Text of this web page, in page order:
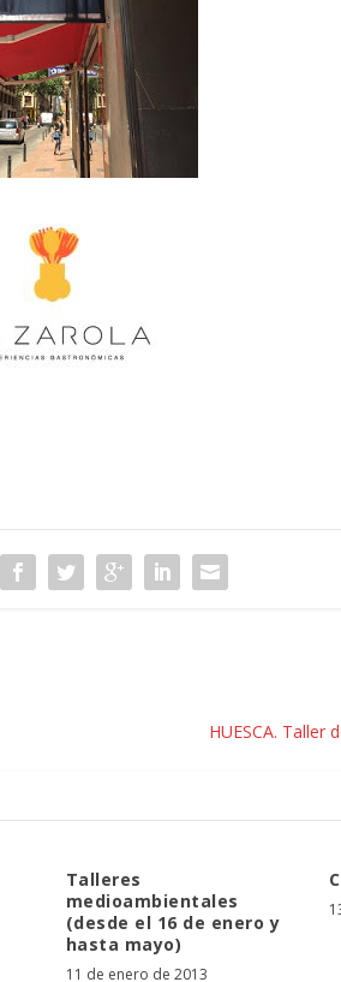
HUESCA. Taller
Talleres
medioambientales
(desde el 16 de enero y
hasta mayo)
11 de enero de 2013